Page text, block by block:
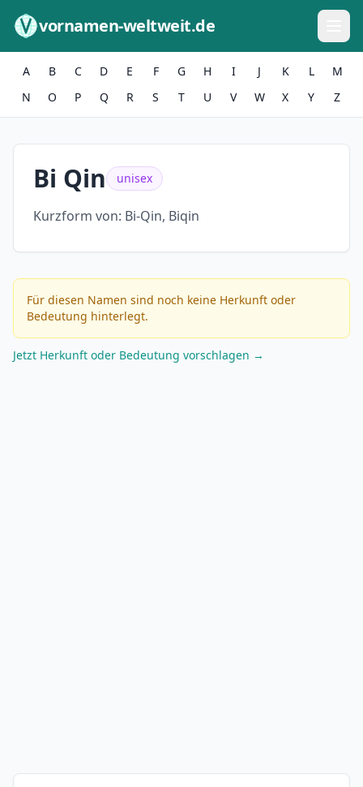
vornamen-weltweit.de
A B C D E F G H I J K L
M
N
O P Q R S T U V W X Y Z
Bi Qin unisex
Kurzform von: Bi-Qin, Biqin
Für diesen Namen sind noch keine Herkunft oder
Bedeutung hinterlegt.
Jetzt Herkunft oder Bedeutung vorschlagen →